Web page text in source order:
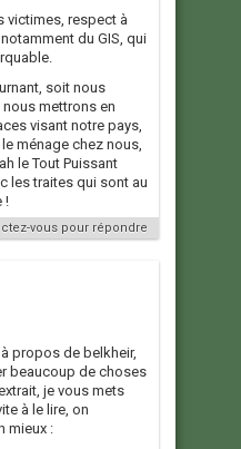
victimes, respect à
du GIS, qui
soit nous
mettrons en
visant notre pays,
ménage chez nous,
le Tout Puissant
les traites qui sont au
!
vous pour répondre
propos de belkheir,
beaucoup de choses
je vous mets
à le lire, on
mieux :